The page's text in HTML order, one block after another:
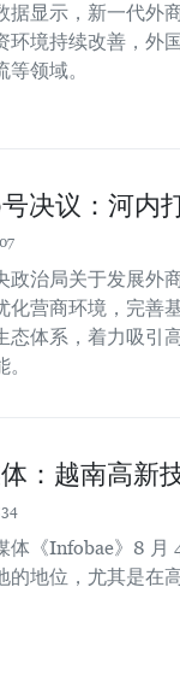
据显示，新一代外
环境持续改善，外
领域。
决议：河内
政治局关于发展外
化营商环境，完善
态体系，着力吸引
：越南高新
体《Infobae》8 月
的地位，尤其是在